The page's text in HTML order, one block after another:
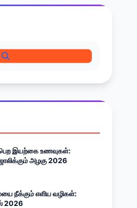
பெற இயற்கை உணவுகள்:
அழகு 2026
நீக்கும் எளிய வழிகள்:
2026